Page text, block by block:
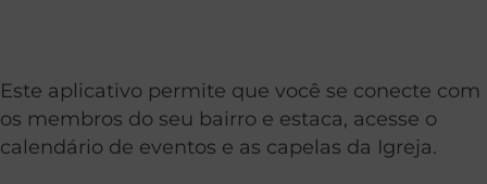
Este aplicativo permite que você se conecte com
os membros do seu bairro e estaca, acesse o
calendário de eventos e as capelas da Igreja.